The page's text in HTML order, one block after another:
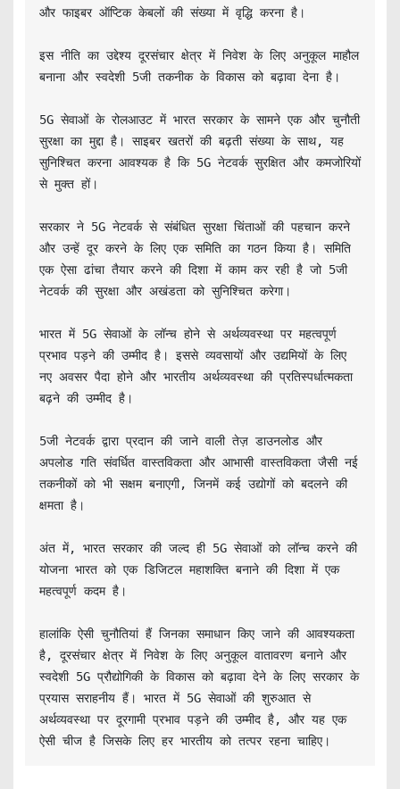
और फाइबर ऑप्टिक केबलों की संख्या में वृद्धि करना है।
इस नीति का उद्देश्य दूरसंचार क्षेत्र में निवेश के लिए अनुकूल माहौल
बनाना और स्वदेशी 5जी तकनीक के विकास को बढ़ावा देना है।
5G सेवाओं के रोलआउट में भारत सरकार के सामने एक और चुनौती
सुरक्षा का मुद्दा है। साइबर खतरों की बढ़ती संख्या के साथ, यह
सुनिश्चित करना आवश्यक है कि 5G नेटवर्क सुरक्षित और कमजोरियों
से मुक्त हों।
सरकार ने 5G नेटवर्क से संबंधित सुरक्षा चिंताओं की पहचान करने
और उन्हें दूर करने के लिए एक समिति का गठन किया है। समिति
एक ऐसा ढांचा तैयार करने की दिशा में काम कर रही है जो 5जी
नेटवर्क की सुरक्षा और अखंडता को सुनिश्चित करेगा।
भारत में 5G सेवाओं के लॉन्च होने से अर्थव्यवस्था पर महत्वपूर्ण
प्रभाव पड़ने की उम्मीद है। इससे व्यवसायों और उद्यमियों के लिए
नए अवसर पैदा होने और भारतीय अर्थव्यवस्था की प्रतिस्पर्धात्मकता
बढ़ने की उम्मीद है।
5जी नेटवर्क द्वारा प्रदान की जाने वाली तेज़ डाउनलोड और
अपलोड गति संवर्धित वास्तविकता और आभासी वास्तविकता जैसी नई
तकनीकों को भी सक्षम बनाएगी, जिनमें कई उद्योगों को बदलने की
क्षमता है।
अंत में, भारत सरकार की जल्द ही 5G सेवाओं को लॉन्च करने की
योजना भारत को एक डिजिटल महाशक्ति बनाने की दिशा में एक
महत्वपूर्ण कदम है।
हालांकि ऐसी चुनौतियां हैं जिनका समाधान किए जाने की आवश्यकता
है, दूरसंचार क्षेत्र में निवेश के लिए अनुकूल वातावरण बनाने और
स्वदेशी 5G प्रौद्योगिकी के विकास को बढ़ावा देने के लिए सरकार के
प्रयास सराहनीय हैं। भारत में 5G सेवाओं की शुरुआत से
अर्थव्यवस्था पर दूरगामी प्रभाव पड़ने की उम्मीद है, और यह एक
ऐसी चीज है जिसके लिए हर भारतीय को तत्पर रहना चाहिए।